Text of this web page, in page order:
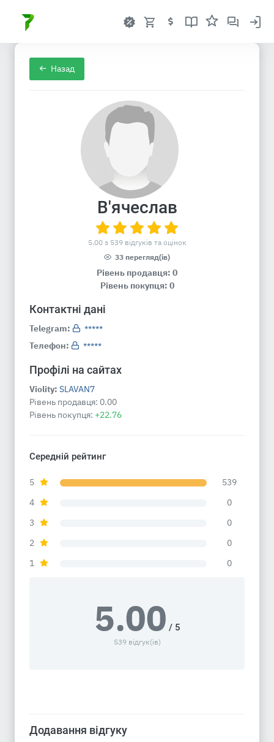
Назад
В'ячеслав
5.00 з 539 відгуків та оцінок
33 перегляд(ів)
Рівень продавця: 0
Рівень покупця: 0
Контактні дані
Telegram:
*****
Телефон:
*****
Профілі на сайтах
Violity: SLAVAN7
Рівень продавця: 0.00
Рівень покупця: +22.76
Середній рейтинг
5
539
4
0
3
0
2
0
1
0
5.00 / 5
539 відгук(ів)
Додавання відгуку